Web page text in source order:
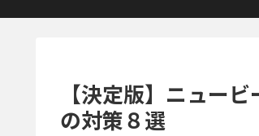
【決定版】ニュー
の対策８選